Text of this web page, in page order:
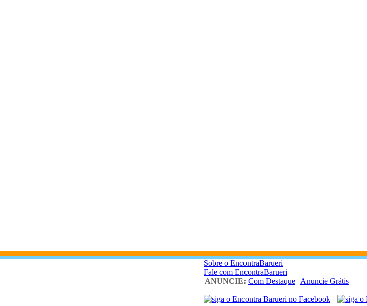
Sobre o EncontraBarueri
Fale com EncontraBarueri
ANUNCIE: Com Destaque | Anuncie Grátis